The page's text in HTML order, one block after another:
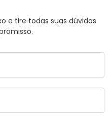
e tire todas suas dúvidas